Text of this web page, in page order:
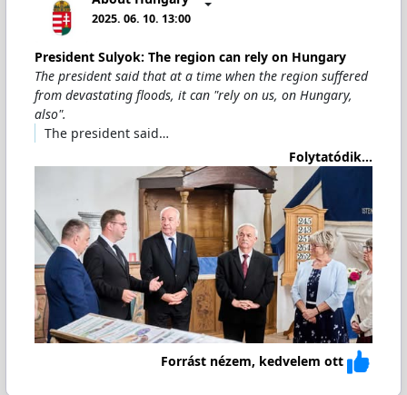
2025. 06. 10. 13:00
President Sulyok: The region can rely on Hungary
The president said that at a time when the region suffered
from devastating floods, it can "rely on us, on Hungary,
also".
The president said…
Folytatódik...
Forrást nézem, kedvelem ott